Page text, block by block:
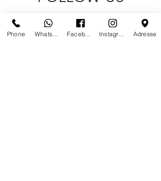
Phone Adresse